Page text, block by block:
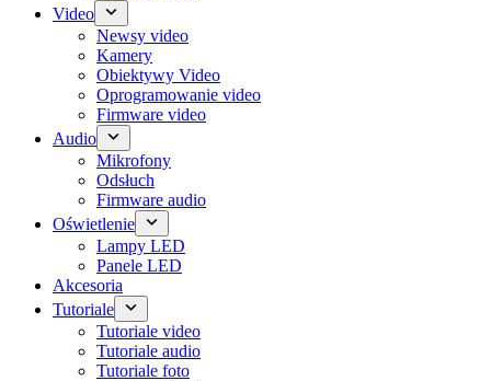
Video
Newsy video
Kamery
Obiektywy Video
Oprogramowanie video
Firmware video
Audio
Mikrofony
Odsłuch
Firmware audio
Oświetlenie
Lampy LED
Panele LED
Akcesoria
Tutoriale
Tutoriale video
Tutoriale audio
Tutoriale foto